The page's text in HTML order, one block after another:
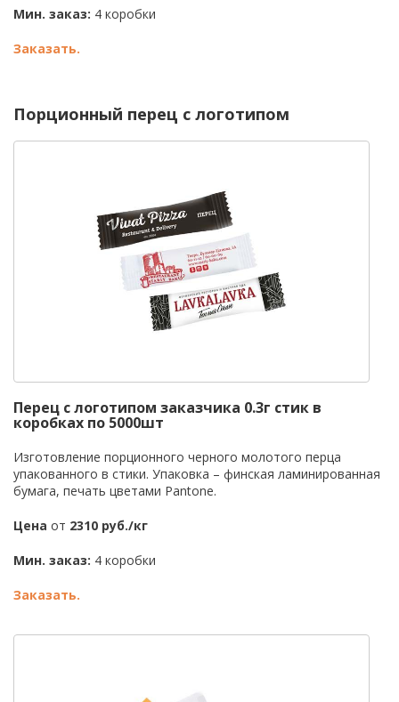
Мин. заказ: 4 коробки
Заказать.
Порционный перец с логотипом
Перец с логотипом заказчика 0.3г стик в
коробках по 5000шт
Изготовление порционного черного молотого перца
упакованного в стики. Упаковка – финская ламинированная
бумага, печать цветами Pantone.
Цена от 2310 руб./кг
Мин. заказ: 4 коробки
Заказать.